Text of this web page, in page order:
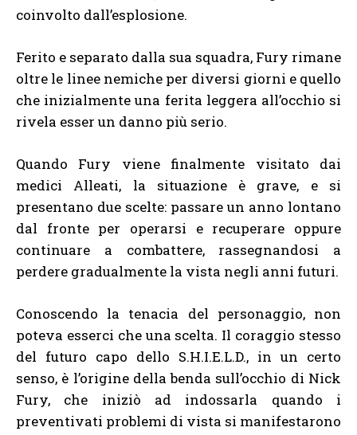
coinvolto dall’esplosione.
Ferito e separato dalla sua squadra, Fury rimane
oltre le linee nemiche per diversi giorni e quello
che inizialmente una ferita leggera all’occhio si
rivela esser un danno più serio.
Quando Fury viene finalmente visitato dai
medici Alleati, la situazione è grave, e si
presentano due scelte: passare un anno lontano
dal fronte per operarsi e recuperare oppure
continuare a combattere, rassegnandosi a
perdere gradualmente la vista negli anni futuri.
Conoscendo la tenacia del personaggio, non
poteva esserci che una scelta. Il coraggio stesso
del futuro capo dello S.H.I.E.L.D., in un certo
senso, è l’origine della benda sull’occhio di Nick
Fury, che iniziò ad indossarla quando i
preventivati problemi di vista si manifestarono